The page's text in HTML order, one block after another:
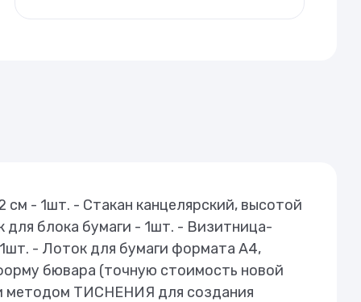
- 1шт. - Стакан канцелярский, высотой
блока бумаги - 1шт. - Визитница-
- Лоток для бумаги формата А4,
бювара (точную стоимость новой
методом ТИСНЕНИЯ для создания